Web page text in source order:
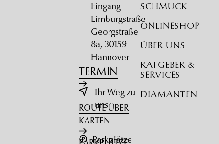
Schmuck
Onlineshop
Über uns
Ratgeber &
Services
Diamanten
Eingang
Limburgstraße
Georgstraße
8a, 30159
Hannover
TERMIN
Ihr Weg zu
uns
ROUTE ÜBER
KARTEN
Parkplätze